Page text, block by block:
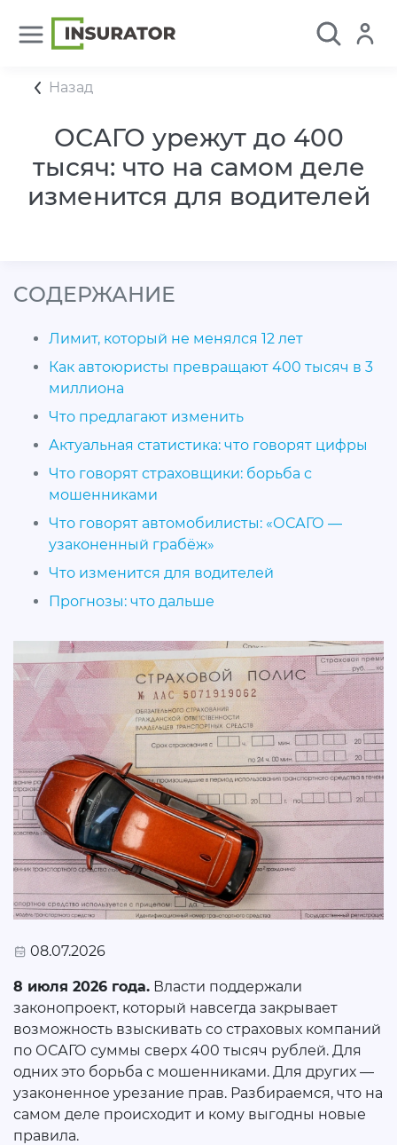
Назад
ОСАГО урежут до 400
тысяч: что на самом деле
изменится для водителей
08.07.2026
8 июля 2026 года. Власти поддержали
законопроект, который навсегда закрывает
возможность взыскивать со страховых компаний
по ОСАГО суммы сверх 400 тысяч рублей. Для
одних это борьба с мошенниками. Для других —
узаконенное урезание прав. Разбираемся, что на
самом деле происходит и кому выгодны новые
правила.
CОДЕРЖАНИЕ
Лимит, который не менялся 12 лет
Как автоюристы превращают 400 тысяч в 3
миллиона
Что предлагают изменить
Актуальная статистика: что говорят цифры
Что говорят страховщики: борьба с
мошенниками
Что говорят автомобилисты: «ОСАГО —
узаконенный грабёж»
Что изменится для водителей
Прогнозы: что дальше